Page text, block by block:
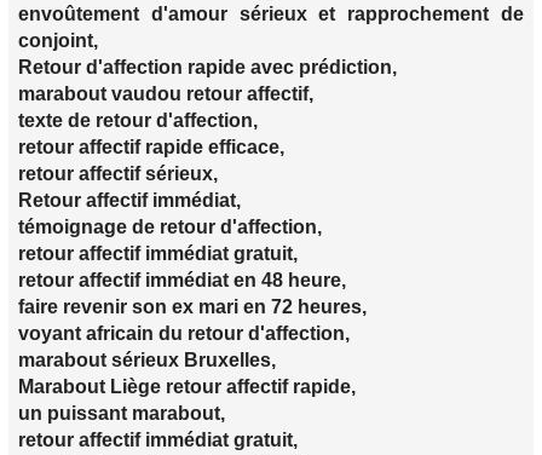
envoûtement d'amour sérieux et rapprochement de
conjoint,
Retour d'affection rapide avec prédiction,
marabout vaudou retour affectif,
texte de retour d'affection,
retour affectif rapide efficace,
retour affectif sérieux,
Retour affectif immédiat,
témoignage de retour d'affection,
retour affectif immédiat gratuit,
retour affectif immédiat en 48 heure,
faire revenir son ex mari en 72 heures,
voyant africain du retour d'affection,
marabout sérieux Bruxelles,
Marabout Liège retour affectif rapide,
un puissant marabout,
retour affectif immédiat gratuit,